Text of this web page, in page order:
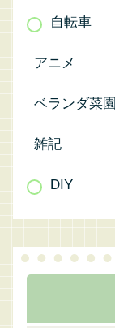
自転車
アニメ
ベランダ菜園
雑記
DIY